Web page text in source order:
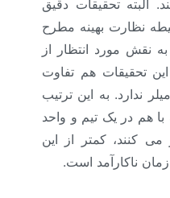
کند. البته تحقیقات دقیق
نظارت بهینه مطرح
نقش مورد انتظار از
تحقیقات هم تفاوت
ندارد. به این ترتیب
هم در یک تیم و واحد
کنند، کمتر از این
ناکارآمد است.